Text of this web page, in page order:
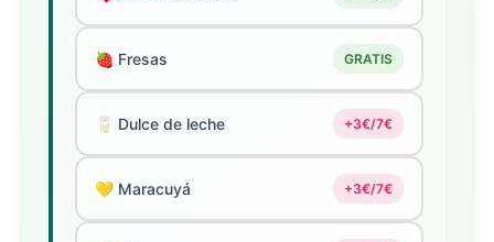
🍓 Fresas GRATIS
🥛 Dulce de leche +3€/7€
💛 Maracuyá +3€/7€